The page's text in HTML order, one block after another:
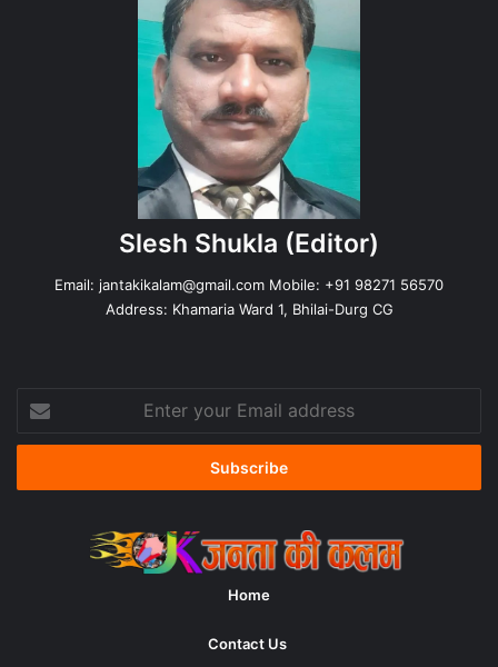
Slesh Shukla (Editor)
Email: jantakikalam@gmail.com Mobile: +91 98271 56570
Address: Khamaria Ward 1, Bhilai-Durg CG
your
Email
Home
Contact Us